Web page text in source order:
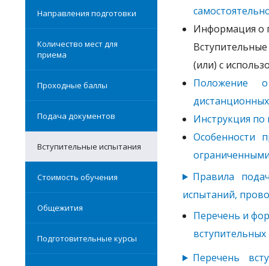
Направления подготовки
Количество мест для
приема
Проходные баллы
Подача документов
Вступительные испытания
Стоимость обучения
Общежития
Подготовительные курсы
Информация о
(или) с
Положение
Инструкция
Особенности
Правила
испытаний,
Перечень и
Перечень